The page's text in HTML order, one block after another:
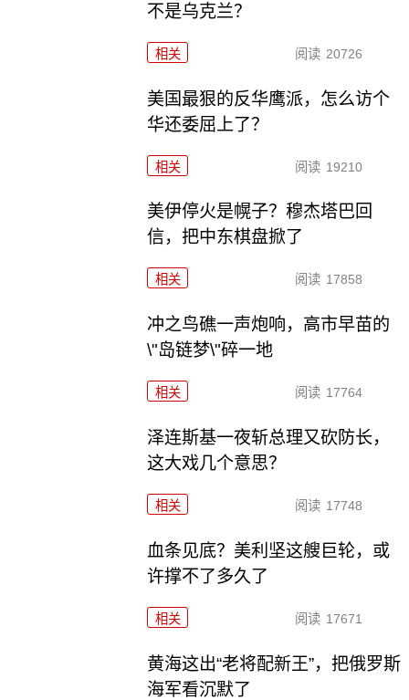
不是乌克兰？
相关 阅读 20726
美国最狠的反华鹰派，怎么访个
华还委屈上了？
相关 阅读 19210
美伊停火是幌子？穆杰塔巴回
信，把中东棋盘掀了
相关 阅读 17858
冲之鸟礁一声炮响，高市早苗的
\"岛链梦\"碎一地
相关 阅读 17764
泽连斯基一夜斩总理又砍防长，
这大戏几个意思？
相关 阅读 17748
血条见底？美利坚这艘巨轮，或
许撑不了多久了
相关 阅读 17671
黄海这出“老将配新王”，把俄罗斯
海军看沉默了